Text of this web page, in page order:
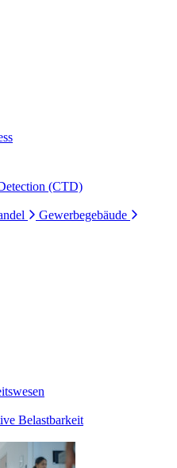
(CTD)
Gewerbegebäude
Belastbarkeit